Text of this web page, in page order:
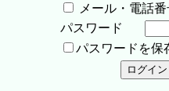
メール・電話
パスワード
パスワードを保